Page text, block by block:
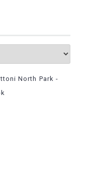
North Park -